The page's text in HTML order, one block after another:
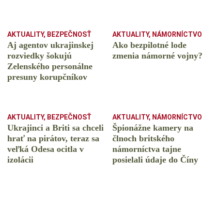
AKTUALITY, BEZPEČNOSŤ
Aj agentov ukrajinskej
rozviedky šokujú
Zelenského personálne
presuny korupčníkov
AKTUALITY, NÁMORNÍCTVO
Ako bezpilotné lode
zmenia námorné vojny?
AKTUALITY, BEZPEČNOSŤ
Ukrajinci a Briti sa chceli
hrať na pirátov, teraz sa
veľká Odesa ocitla v
izolácii
AKTUALITY, NÁMORNÍCTVO
Špionážne kamery na
člnoch britského
námorníctva tajne
posielali údaje do Číny